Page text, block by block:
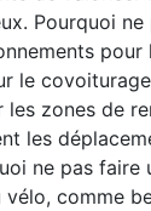
Pourquoi ne
pour
le
les zones de
les
ne pas faire
comme